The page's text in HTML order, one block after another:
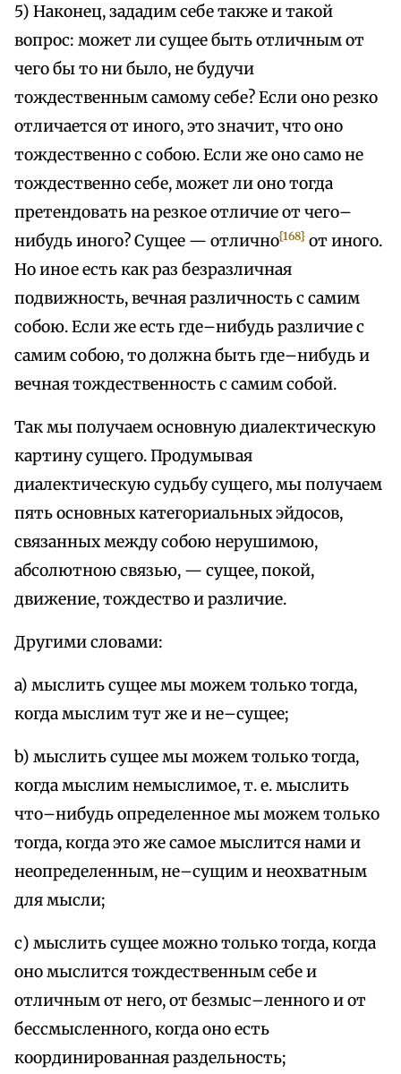
5) Наконец, зададим себе также и такой
вопрос: может ли сущее быть отличным от
чего бы то ни было, не будучи
тождественным самому себе? Если оно резко
отличается от иного, это значит, что оно
тождественно с собою. Если же оно само не
тождественно себе, может ли оно тогда
претендовать на резкое отличие от чего–
нибудь иного? Сущее — отлично{168} от иного.
Но иное есть как раз безразличная
подвижность, вечная различность с самим
собою. Если же есть где–нибудь различие с
самим собою, то должна быть где–нибудь и
вечная тождественность с самим собой.
Так мы получаем основную диалектическую
картину сущего. Продумывая
диалектическую судьбу сущего, мы получаем
пять основных категориальных эйдосов,
связанных между собою нерушимою,
абсолютною связью, — сущее, покой,
движение, тождество и различие.
Другими словами:
a) мыслить сущее мы можем только тогда,
когда мыслим тут же и не–сущее;
b) мыслить сущее мы можем только тогда,
когда мыслим немыслимое, т. е. мыслить
что–нибудь определенное мы можем только
тогда, когда это же самое мыслится нами и
неопределенным, не–сущим и неохватным
для мысли;
с) мыслить сущее можно только тогда, когда
оно мыслится тождественным себе и
отличным от него, от безмыс–ленного и от
бессмысленного, когда оно есть
координированная раздельность;